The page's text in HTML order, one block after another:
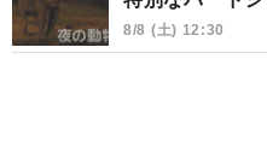
8/8 (土) 12:30